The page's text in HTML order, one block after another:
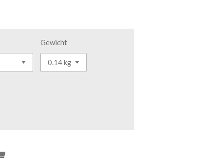
Gewicht